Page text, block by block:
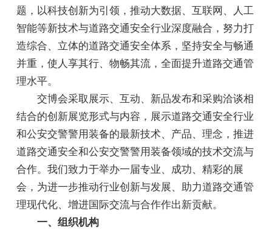
题，以科技创新为引领，推动大数据、互联网、人工
智能等新技术与道路交通安全行业深度融合，努力打
造综合、立体的道路交通安全体系，坚持安全与畅通
并重，使人享其行、物畅其流，全面提升道路交通管
理水平。
交博会采取展示、互动、新品发布和采购洽谈相
结合的创新展览形式与内容，展示道路交通安全行业
和公安交警警用装备的最新技术、产品、理念，推进
道路交通安全和公安交警警用装备领域的技术交流与
合作。我们致力于举办一届专业、成功、精彩的展
会，为进一步推动行业创新与发展、助力道路交通管
理现代化、增进国际交流与合作作出新贡献。
一、组织机构